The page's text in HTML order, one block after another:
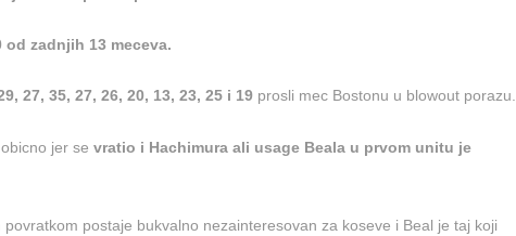
od zadnjih 13 meceva.
27, 35, 27, 26, 20, 13, 23, 25 i 19 prosli mec Bostonu u blowout porazu.
jer se vratio i Hachimura ali usage Beala u prvom unitu je
povratkom postaje bukvalno nezainteresovan za koseve i Beal je taj koji